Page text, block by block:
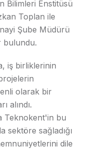
Bilimleri Enstitüsü
Toplan ile
Şube Müdürü
bulundu.
iş birliklerinin
olarak bir
alındı.
Teknokent'in bu
sektöre sağladığı
dile